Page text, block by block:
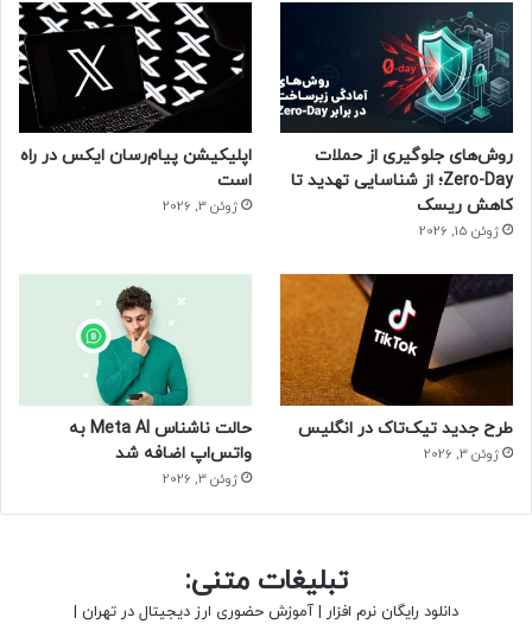
روش‌های جلوگیری از حملات
Zero-Day؛ از شناسایی تهدید تا
کاهش ریسک
ژوئن 15, 2026
اپلیکیشن پیام‌رسان ایکس در راه
است
ژوئن 3, 2026
طرح جدید تیک‌تاک در انگلیس
ژوئن 3, 2026
حالت ناشناس Meta AI به
واتس‌اپ اضافه شد
ژوئن 3, 2026
تبلیغات متنی:
دانلود رایگان نرم افزار | آموزش حضوری ارز دیجیتال در تهران |